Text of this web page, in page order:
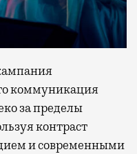
коммуникация
за пределы
контраст
и современными